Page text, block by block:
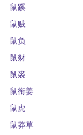
鼠蹊
鼠贼
鼠负
鼠豺
鼠裘
鼠衔姜
鼠虎
鼠莽草